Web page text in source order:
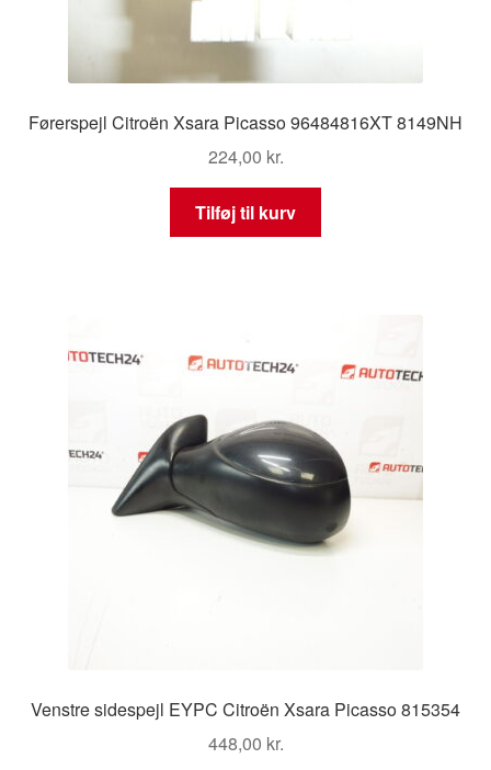
Førerspejl Citroën Xsara Picasso 96484816XT 8149NH
224,00 kr.
Tilføj til kurv
Venstre sidespejl EYPC Citroën Xsara Picasso 815354
448,00 kr.